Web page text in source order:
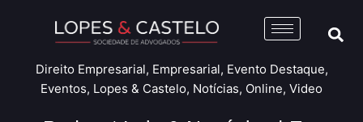
Direito Empresarial, Empresarial, Evento Destaque,
Eventos, Lopes & Castelo, Notícias, Online, Video